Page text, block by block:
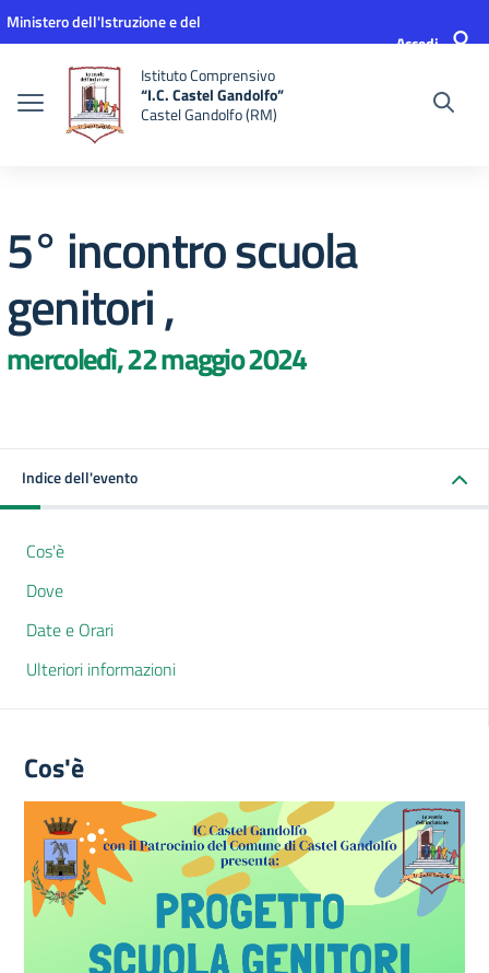
Vai ai contenuti
Vai al menu di navigazione
Vai al footer
Ministero dell'Istruzione e del
Accedi
Istituto Comprensivo
“I.C. Castel Gandolfo”
Castel Gandolfo (RM)
5° incontro scuola
genitori ,
mercoledì, 22 maggio 2024
Indice dell'evento
Cos'è
Dove
Date e Orari
Ulteriori informazioni
Cos'è